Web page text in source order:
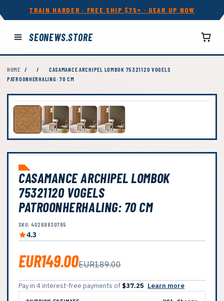
TRAIN HARDER · FREE SHIP $75+ · GEAR UP NOW
SEONEWS.STORE
HOME / /
CASAMANCE ARCHIPEL LOMBOK 75321120 VOGELS
PATROONHERHALING: 70 CM
CASAMANCE ARCHIPEL LOMBOK
75321120 VOGELS
PATROONHERHALING: 70 CM
SKU: 40269830795
4.3
EUR149.00EUR189.00
Pay in 4 interest-free payments of $37.25 Learn more